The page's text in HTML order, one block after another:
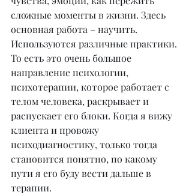
сложные моменты в жизни. Здесь
основная работа – научить.
Используются различные практики.
То есть это очень большое
направление психологии,
психотерапии, которое работает с
телом человека, раскрывает и
распускает его блоки. Когда я вижу
клиента и провожу
психодиагностику, только тогда
становится понятно, по какому
пути я его буду вести дальше в
терапии.